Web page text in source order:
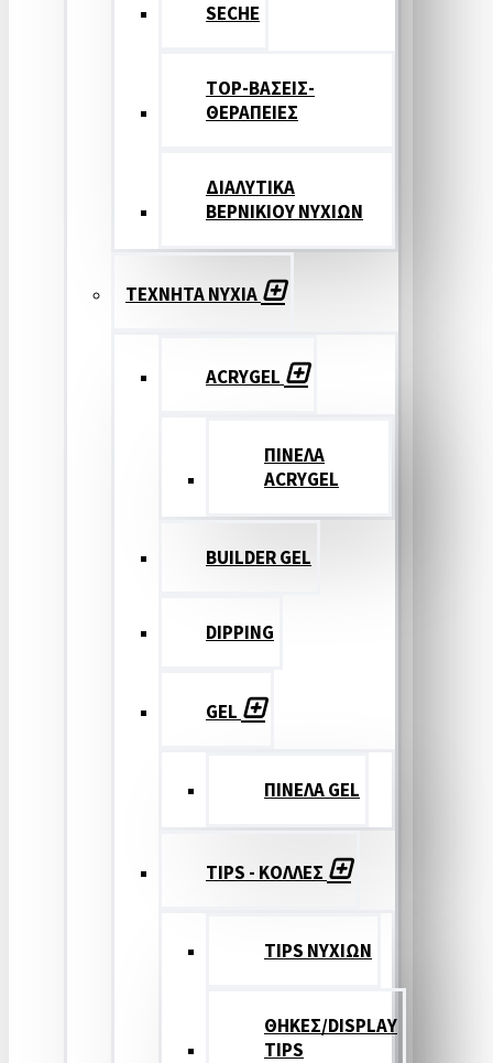
SECHE
TOP-ΒΑΣΕΙΣ-
ΘΕΡΑΠΕΙΕΣ
ΔΙΑΛΥΤΙΚΑ
ΒΕΡΝΙΚΙΟΥ ΝΥΧΙΩΝ
ΤΕΧΝΗΤΑ ΝΥΧΙΑ
ACRYGEL
ΠΙΝΕΛΑ
ACRYGEL
BUILDER GEL
DIPPING
GEL
ΠΙΝΕΛΑ GEL
TIPS - ΚΟΛΛΕΣ
TIPS ΝΥΧΙΩΝ
ΘΗΚΕΣ/DISPLAY
TIPS